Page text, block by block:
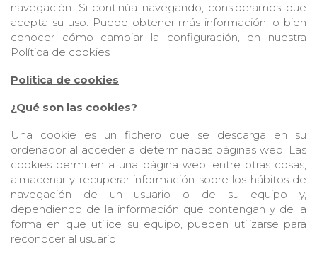
navegación. Si continúa navegando, consideramos que
acepta su uso. Puede obtener más información, o bien
conocer cómo cambiar la configuración, en nuestra
Política de cookies
Política de cookies
¿Qué son las cookies?
Una cookie es un fichero que se descarga en su
ordenador al acceder a determinadas páginas web. Las
cookies permiten a una página web, entre otras cosas,
almacenar y recuperar información sobre los hábitos de
navegación de un usuario o de su equipo y,
dependiendo de la información que contengan y de la
forma en que utilice su equipo, pueden utilizarse para
reconocer al usuario.